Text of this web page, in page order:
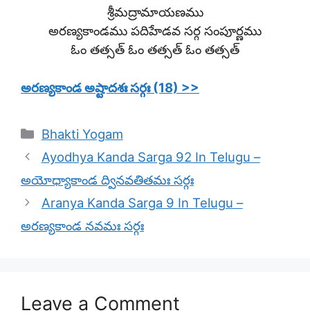
శ్రీమద్రామాయణము
అరణ్యకాండము పదిహేడవ సర్గ సంపూర్ణము
ఓం తత్సత్ ఓం తత్సత్ ఓం తత్సత్
అరణ్యకాండ అష్టాదశః సర్గః (18) >>
Categories
Bhakti Yogam
Ayodhya Kanda Sarga 92 In Telugu –
అయోధ్యాకాండ ద్వినవతితమః సర్గః
Aranya Kanda Sarga 9 In Telugu –
అరణ్యకాండ నవమః సర్గః
Leave a Comment